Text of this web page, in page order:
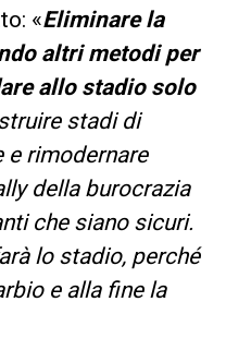
«Eliminare la
altri metodi per
allo stadio solo
stadi di
rimodernare
della burocrazia
che siano sicuri.
lo stadio, perché
e alla fine la